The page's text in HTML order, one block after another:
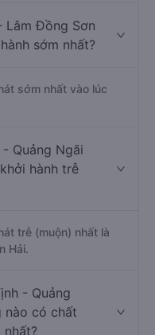
Lâm Đồng Sơn
sớm nhất?
sớm nhất vào lúc
Quảng Ngãi
hành trễ
trễ (muộn) nhất là
Hải.
- Quảng
nào có chất